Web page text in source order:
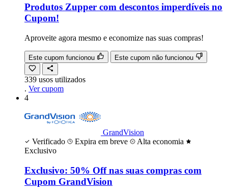
Produtos Zupper com descontos imperdíveis no
Cupom!
Aproveite agora mesmo e economize nas suas compras!
Este cupom funcionou Este cupom não funcionou
339 usos utilizados
. Ver cupom
4
GrandVision
Verificado
Expira em breve
Alta economia
Exclusivo
Exclusivo: 50% Off nas suas compras com
Cupom GrandVision